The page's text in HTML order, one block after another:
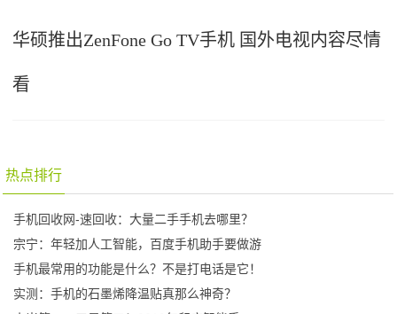
华硕推出ZenFone Go TV手机 国外电视内容尽情
看
热点排行
手机回收网-速回收：大量二手手机去哪里？
宗宁：年轻加人工智能，百度手机助手要做游
手机最常用的功能是什么？不是打电话是它！
实测：手机的石墨烯降温贴真那么神奇？